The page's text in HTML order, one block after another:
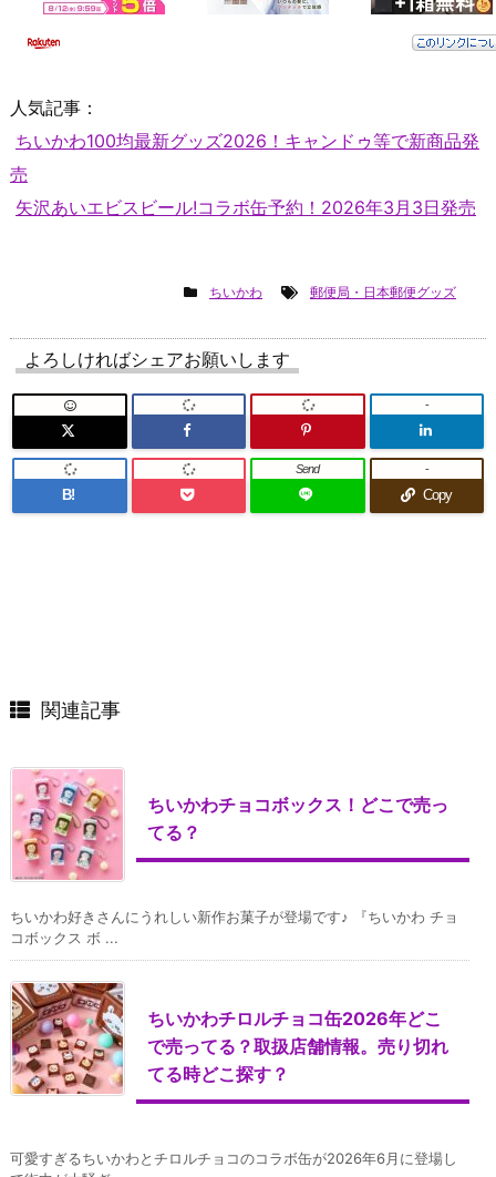
人気記事：
ちいかわ100均最新グッズ2026！キャンドゥ等で新商品発
売
矢沢あいエビスビール!コラボ缶予約！2026年3月3日発売
ちいかわ 郵便局・日本郵便グッズ
よろしければシェアお願いします
-
B!
Send
Copy
-
関連記事
ちいかわチョコボックス！どこで売っ
てる？
ちいかわ好きさんにうれしい新作お菓子が登場です♪ 『ちいかわ チョ
コボックス ボ ...
ちいかわチロルチョコ缶2026年どこ
で売ってる？取扱店舗情報。売り切れ
てる時どこ探す？
可愛すぎるちいかわとチロルチョコのコラボ缶が2026年6月に登場し